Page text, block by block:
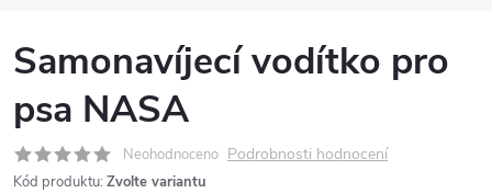
Samonavíjecí vodítko pro
psa NASA
Neohodnoceno Podrobnosti hodnocení
Kód produktu: Zvolte variantu